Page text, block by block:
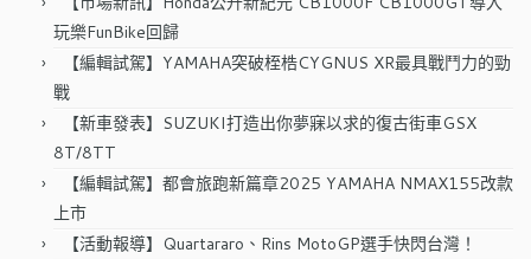
玩樂FunBike回歸
【編輯試駕】YAMAHA突破桎梏CYGNUS XR最具戰鬥力的勁
戰
【新車發表】SUZUKI打造出你夢寐以求的復古街車GSX
8T/8TT
【編輯試駕】都會旅跑新篇章2025 YAMAHA NMAX155改款
上市
【活動報導】Quartararo、Rins MotoGP選手快閃台灣！